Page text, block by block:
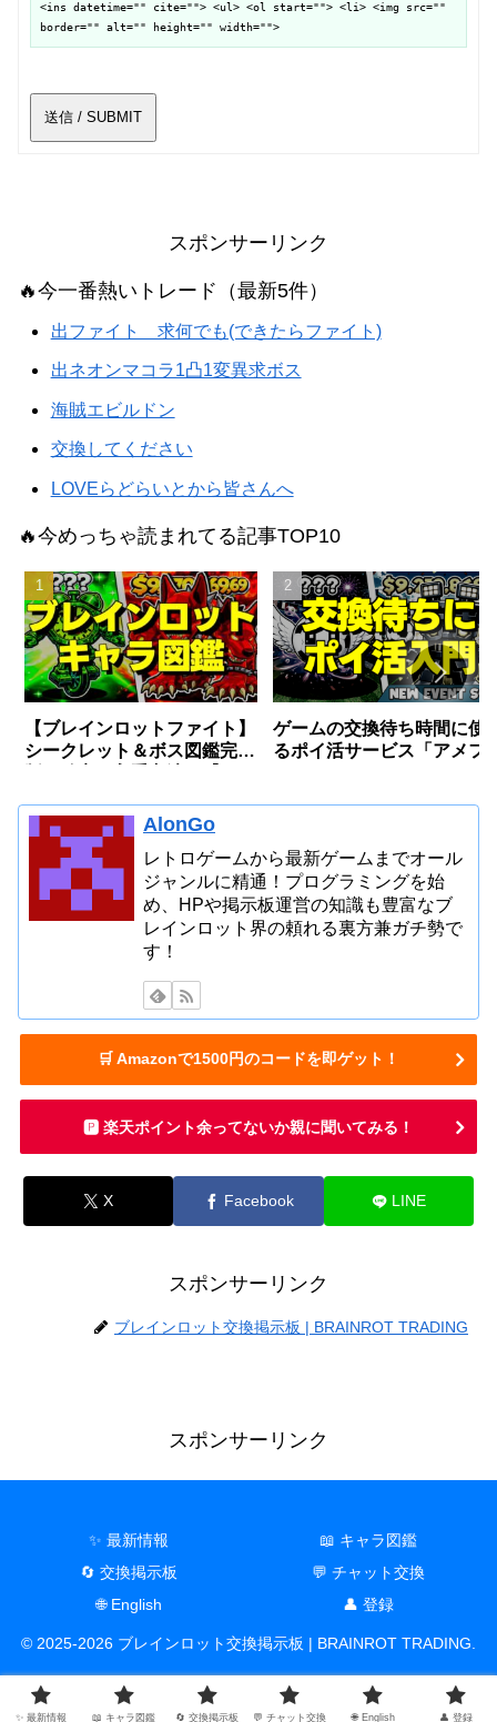
<ins datetime="" cite=""> <ul> <ol start=""> <li> <img src=""
border="" alt="" height="" width="">
送信 / SUBMIT
スポンサーリンク
🔥今一番熱いトレード（最新5件）
出ファイト 求何でも(できたらファイト)
出ネオンマコラ1凸1変異求ボス
海賊エビルドン
交換してください
LOVEらどらいとから皆さんへ
🔥今めっちゃ読まれてる記事TOP10
【ブレインロットファイト】
シークレット＆ボス図鑑完全
ゲームの交換待ち時間に使
るポイ活サービス「アメフ
AlonGo
レトロゲームから最新ゲームまでオール
ジャンルに精通！プログラミングを始
め、HPや掲示板運営の知識も豊富なブ
レインロット界の頼れる裏方兼ガチ勢で
す！
🛒 Amazonで1500円のコードを即ゲット！
🅿️ 楽天ポイント余ってないか親に聞いてみる！
X Facebook LINE
スポンサーリンク
ブレインロット交換掲示板 | BRAINROT TRADING
スポンサーリンク
✨ 最新情報
📖 キャラ図鑑
🔄 交換掲示板
💬 チャット交換
🌐 English
👤 登録
© 2025-2026 ブレインロット交換掲示板 | BRAINROT TRADING.
✨ 最新情報 📖 キャラ図鑑 🔄 交換掲示板 💬 チャット交換 🌐 English 👤 登録